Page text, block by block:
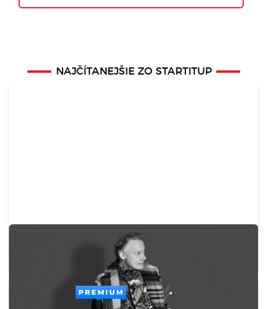
NAJČÍTANEJŠIE ZO STARTITUP
Zomrel svetoznámy hudobný velikán. Stál za
legendárnymi hitmi Madonny, U2 či Brintey
PREMIUM